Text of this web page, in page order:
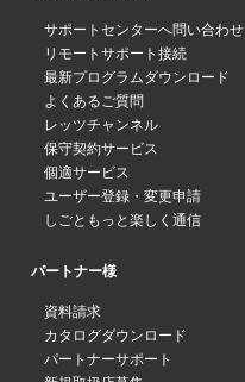
サポートセンターへ問い合わせ
リモートサポート接続
最新プログラムダウンロード
よくあるご質問
レッツチャンネル
保守契約サービス
個適サービス
ユーザー登録・変更申請
しごともっと楽しく通信
パートナー様
資料請求
カタログダウンロード
パートナーサポート